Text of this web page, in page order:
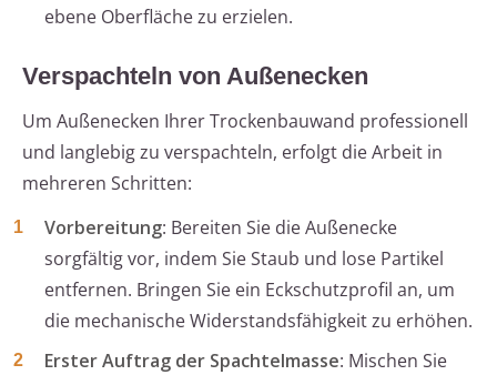
ebene Oberfläche zu erzielen.
Verspachteln von Außenecken
Um Außenecken Ihrer Trockenbauwand professionell
und langlebig zu verspachteln, erfolgt die Arbeit in
mehreren Schritten:
Vorbereitung: Bereiten Sie die Außenecke
sorgfältig vor, indem Sie Staub und lose Partikel
entfernen. Bringen Sie ein Eckschutzprofil an, um
die mechanische Widerstandsfähigkeit zu erhöhen.
Erster Auftrag der Spachtelmasse: Mischen Sie